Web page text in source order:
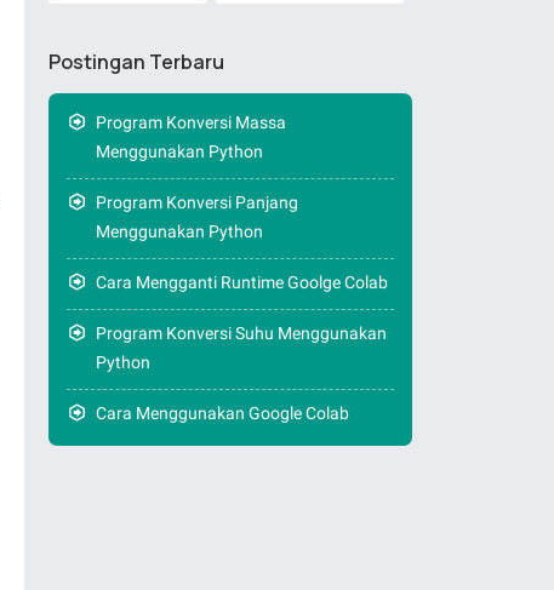
Postingan Terbaru
Program Konversi Massa
Menggunakan Python
Program Konversi Panjang
Menggunakan Python
Cara Mengganti Runtime Goolge Colab
Program Konversi Suhu Menggunakan
Python
Cara Menggunakan Google Colab